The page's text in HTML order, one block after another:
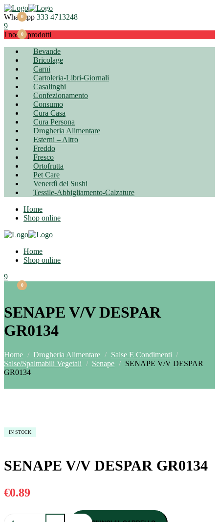
0
Menu
Whatsapp 333 4713248
9
0
I nostri prodotti
Bevande
Bricolage
Carni
Cartoleria-Libri-Giornali
Casalinghi
Confezionamento
Consumo
Cura Casa
Cura Persona
Drogheria Alimentare
Esterni – Altro
Freddo
Fresco
Ortofrutta
Pet Care
Venerdì del Sushi
Tessile-Abbigliamento-Calzature
Home
Shop online
Home
Shop online
9
0
0
Menu
SENAPE V/V DESPAR
GR0134
Home / Drogheria Alimentare / Salse E Condimenti /
Salse/Spalmabili Vegetali / Senape / SENAPE V/V DESPAR
GR0134
IN STOCK
SENAPE V/V DESPAR GR0134
€0.89